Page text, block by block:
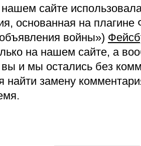
сайте
основанная на
войны»)
на нашем сайте, а
и мы остались без
найти замену